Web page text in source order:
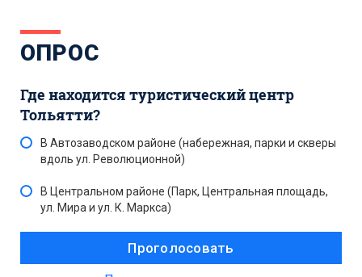
ОПРОС
Где находится туристический центр
Тольятти?
В Автозаводском районе (набережная, парки и скверы
вдоль ул. Революционной)
В Центральном районе (Парк, Центральная площадь,
ул. Мира и ул. К. Маркса)